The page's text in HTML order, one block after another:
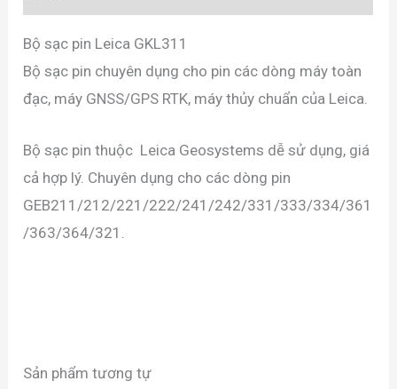
Bộ sạc pin Leica GKL311
Bộ sạc pin chuyên dụng cho pin các dòng máy toàn
đạc, máy GNSS/GPS RTK, máy thủy chuẩn của Leica.
Bộ sạc pin thuộc Leica Geosystems dễ sử dụng, giá
cả hợp lý. Chuyên dụng cho các dòng pin
GEB211/212/221/222/241/242/331/333/334/361
/363/364/321.
Sản phẩm tương tự